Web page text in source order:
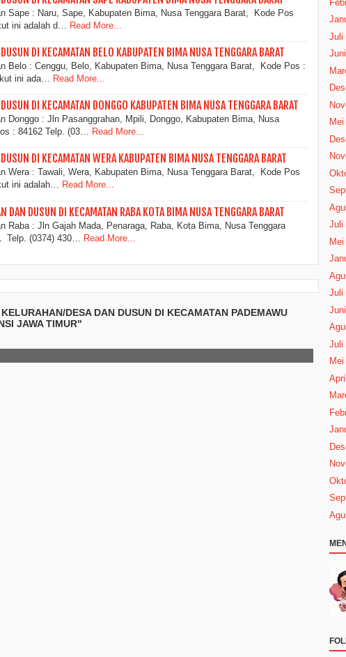
Sape : Naru, Sape, Kabupaten Bima, Nusa Tenggara Barat, Kode Pos
ini adalah d…
Read More...
DI KECAMATAN BELO KABUPATEN BIMA NUSA TENGGARA BARAT
Belo : Cenggu, Belo, Kabupaten Bima, Nusa Tenggara Barat, Kode Pos :
ini ada…
Read More...
DI KECAMATAN DONGGO KABUPATEN BIMA NUSA TENGGARA BARAT
Donggo : Jln Pasanggrahan, Mpili, Donggo, Kabupaten Bima, Nusa
: 84162 Telp. (03… Read More...
DI KECAMATAN WERA KABUPATEN BIMA NUSA TENGGARA BARAT
Wera : Tawali, Wera, Kabupaten Bima, Nusa Tenggara Barat, Kode Pos
ini adalah… Read More...
DAN DUSUN DI KECAMATAN RABA KOTA BIMA NUSA TENGGARA BARAT
Raba : Jln Gajah Mada, Penaraga, Raba, Kota Bima, Nusa Tenggara
Telp. (0374) 430…
Read More...
DESA DAN DUSUN DI KECAMATAN PADEMAWU
JAWA TIMUR"
Juli
Juni
Mei
Juli
Mei
Juli
Juni
Juli
Mei
April